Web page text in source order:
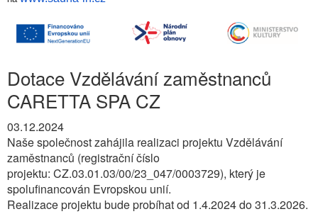
Dotace Vzdělávání zaměstnanců
CARETTA SPA CZ
03.12.2024
Naše společnost zahájila realizaci projektu Vzdělávání
zaměstnanců (registrační číslo
projektu: CZ.03.01.03/00/23_047/0003729), který je
spolufinancován Evropskou unií.
Realizace projektu bude probíhat od 1.4.2024 do 31.3.2026.